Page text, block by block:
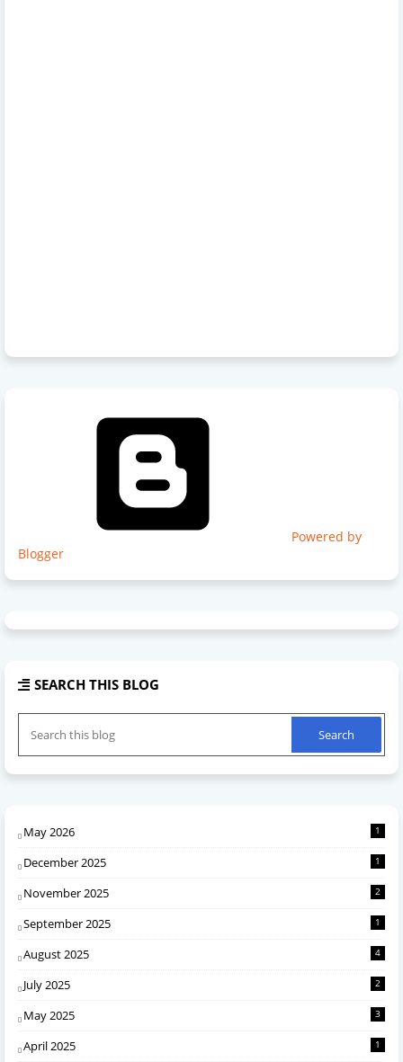
Powered by
Blogger
SEARCH THIS BLOG
May 2026 1
December 2025 1
November 2025 2
September 2025 1
August 2025 4
July 2025 2
May 2025 3
April 2025 1